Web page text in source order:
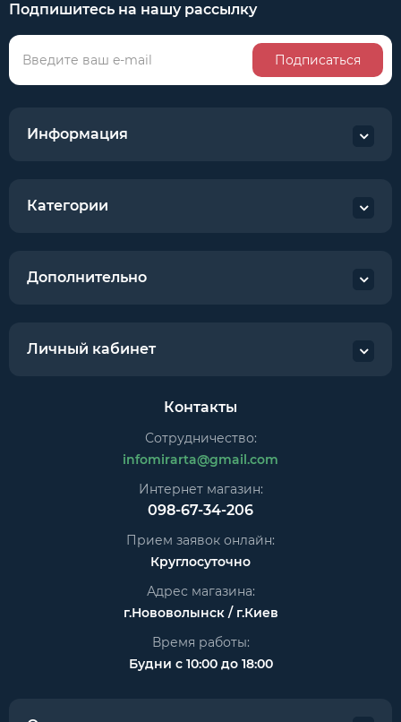
Подпишитесь на нашу рассылку
Подписаться
Информация
Категории
Дополнительно
Личный кабинет
Контакты
Сотрудничество:
infomirarta@gmail.com
Интернет магазин:
098-67-34-206
Прием заявок онлайн:
Круглосуточно
Адрес магазина:
г.Нововолынск / г.Киев
Время работы:
Будни с 10:00 до 18:00